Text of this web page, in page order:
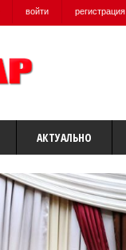
войти регистрация
АКТУАЛЬНО